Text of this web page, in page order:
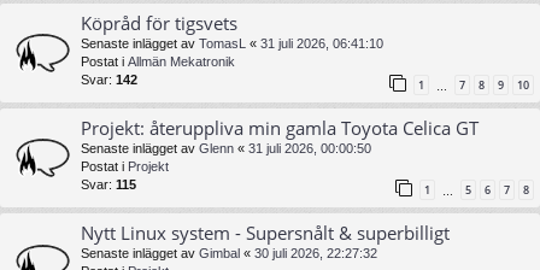
Köpråd för tigsvets
Senaste inlägget av TomasL « 31 juli 2026, 06:41:10
Postat i Allmän Mekatronik
Svar: 142 1 … 7 8 9 10
Projekt: återuppliva min gamla Toyota Celica GT
Senaste inlägget av Glenn « 31 juli 2026, 00:00:50
Postat i Projekt
Svar: 115 1 … 5 6 7 8
Nytt Linux system - Supersnålt & superbilligt
Senaste inlägget av Gimbal « 30 juli 2026, 22:27:32